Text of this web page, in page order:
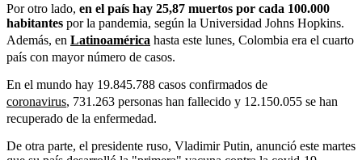
Por otro lado, en el país hay 25,87 muertos por cada 100.000
habitantes por la pandemia, según la Universidad Johns Hopkins.
Además, en Latinoamérica hasta este lunes, Colombia era el cuarto
país con mayor número de casos.
En el mundo hay 19.845.788 casos confirmados de
coronavirus, 731.263 personas han fallecido y 12.150.055 se han
recuperado de la enfermedad.
De otra parte, el presidente ruso, Vladimir Putin, anunció este martes